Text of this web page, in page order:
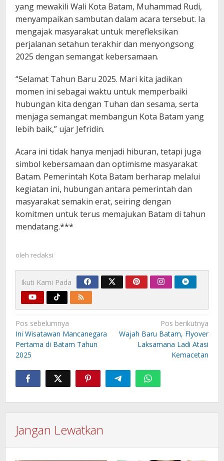
yang mewakili Wali Kota Batam, Muhammad Rudi,
menyampaikan sambutan dalam acara tersebut. Ia
mengajak masyarakat untuk merefleksikan
perjalanan setahun terakhir dan menyongsong
2025 dengan semangat kebersamaan.
“Selamat Tahun Baru 2025. Mari kita jadikan
momen ini sebagai waktu untuk memperbaiki
hubungan kita dengan Tuhan dan sesama, serta
menjaga semangat membangun Kota Batam yang
lebih baik,” ujar Jefridin.
Acara ini tidak hanya menjadi hiburan, tetapi juga
simbol kebersamaan dan optimisme masyarakat
Batam. Pemerintah Kota Batam berharap melalui
kegiatan ini, hubungan antara pemerintah dan
masyarakat semakin erat, seiring dengan
komitmen untuk terus memajukan Batam di tahun
mendatang.***
oleh redaksi
Ikuti Kami Pada
Navigasi
pos
Pos sebelumnya
Ini Wisatawan Mancanegara
Pertama di Batam Tahun
2025
Pos berikutnya
Wajah Baru Batam, Flyover
Laksamana Ladi Atasi
Kemacetan
Jangan Lewatkan